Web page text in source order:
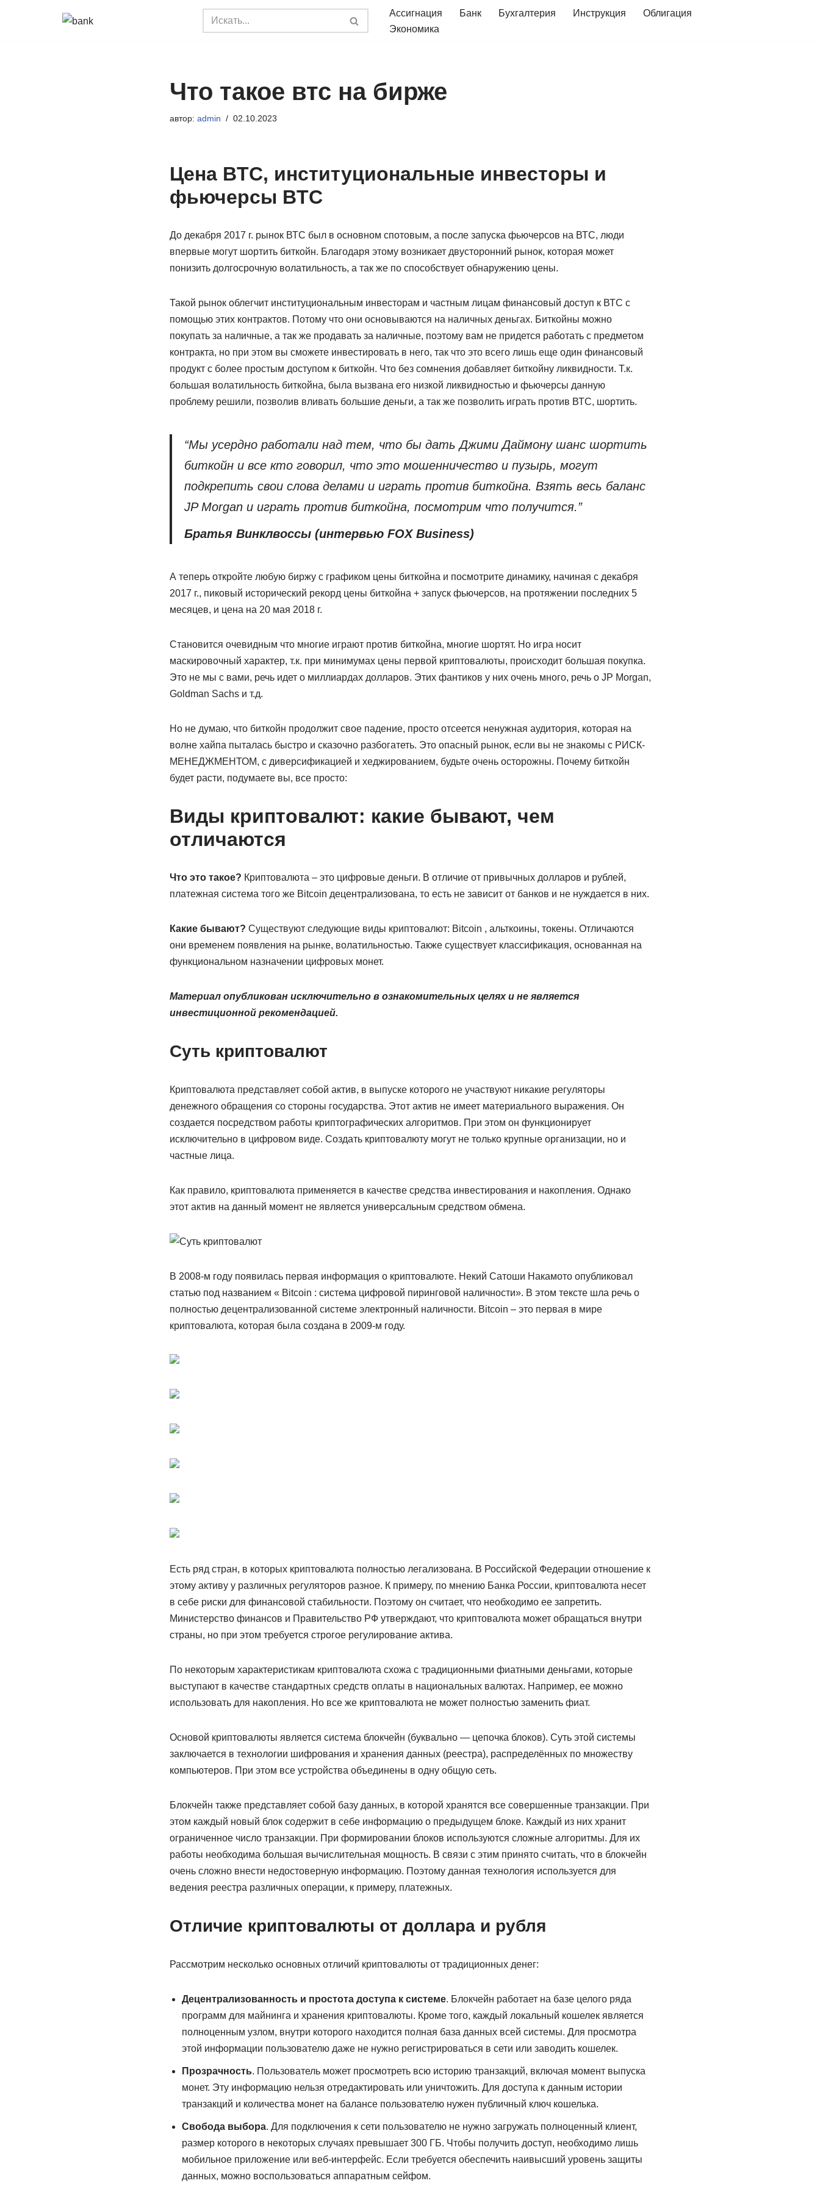
Ассигнация Банк Бухгалтерия Инструкция
Облигация
Экономика
Что такое втс на бирже
автор: admin 02.10.2023
Цена BTC, институциональные инвесторы и
фьючерсы BTC
До декабря 2017 г. рынок ВТС был в основном спотовым, а после запуска фьючерсов на ВТС, люди
впервые могут шортить биткойн. Благодаря этому возникает двусторонний рынок, которая может
понизить долгосрочную волатильность, а так же по способствует обнаружению цены.
Такой рынок облегчит институциональным инвесторам и частным лицам финансовый доступ к ВТС с
помощью этих контрактов. Потому что они основываются на наличных деньгах. Биткойны можно
покупать за наличные, а так же продавать за наличные, поэтому вам не придется работать с предметом
контракта, но при этом вы сможете инвестировать в него, так что это всего лишь еще один финансовый
продукт с более простым доступом к биткойн. Что без сомнения добавляет биткойну ликвидности. Т.к.
большая волатильность биткойна, была вызвана его низкой ликвидностью и фьючерсы данную
проблему решили, позволив вливать большие деньги, а так же позволить играть против ВТС, шортить.
“Мы усердно работали над тем, что бы дать Джими Даймону шанс шортить
биткойн и все кто говорил, что это мошенничество и пузырь, могут
подкрепить свои слова делами и играть против биткойна. Взять весь баланс
JP Morgan и играть против биткойна, посмотрим что получится.”
Братья Винклвоссы (интервью FOX Business)
А теперь откройте любую биржу с графиком цены биткойна и посмотрите динамику, начиная с декабря
2017 г., пиковый исторический рекорд цены биткойна + запуск фьючерсов, на протяжении последних 5
месяцев, и цена на 20 мая 2018 г.
Становится очевидным что многие играют против биткойна, многие шортят. Но игра носит
маскировочный характер, т.к. при минимумах цены первой криптовалюты, происходит большая покупка.
Это не мы с вами, речь идет о миллиардах долларов. Этих фантиков у них очень много, речь о JP Morgan,
Goldman Sachs и т.д.
Но не думаю, что биткойн продолжит свое падение, просто отсеется ненужная аудитория, которая на
волне хайпа пыталась быстро и сказочно разбогатеть. Это опасный рынок, если вы не знакомы с РИСК-
МЕНЕДЖМЕНТОМ, с диверсификацией и хеджированием, будьте очень осторожны. Почему биткойн
будет расти, подумаете вы, все просто:
Виды криптовалют: какие бывают, чем
отличаются
Что это такое? Криптовалюта – это цифровые деньги. В отличие от привычных долларов и рублей,
платежная система того же Bitcoin децентрализована, то есть не зависит от банков и не нуждается в них.
Какие бывают? Существуют следующие виды криптовалют: Bitcoin , альткоины, токены. Отличаются
они временем появления на рынке, волатильностью. Также существует классификация, основанная на
функциональном назначении цифровых монет.
Материал опубликован исключительно в ознакомительных целях и не является
инвестиционной рекомендацией.
Суть криптовалют
Криптовалюта представляет собой актив, в выпуске которого не участвуют никакие регуляторы
денежного обращения со стороны государства. Этот актив не имеет материального выражения. Он
создается посредством работы криптографических алгоритмов. При этом он функционирует
исключительно в цифровом виде. Создать криптовалюту могут не только крупные организации, но и
частные лица.
Как правило, криптовалюта применяется в качестве средства инвестирования и накопления. Однако
этот актив на данный момент не является универсальным средством обмена.
В 2008-м году появилась первая информация о криптовалюте. Некий Сатоши Накамото опубликовал
статью под названием « Bitcoin : система цифровой пиринговой наличности». В этом тексте шла речь о
полностью децентрализованной системе электронный наличности. Bitcoin – это первая в мире
криптовалюта, которая была создана в 2009-м году.
Есть ряд стран, в которых криптовалюта полностью легализована. В Российской Федерации отношение к
этому активу у различных регуляторов разное. К примеру, по мнению Банка России, криптовалюта несет
в себе риски для финансовой стабильности. Поэтому он считает, что необходимо ее запретить.
Министерство финансов и Правительство РФ утверждают, что криптовалюта может обращаться внутри
страны, но при этом требуется строгое регулирование актива.
По некоторым характеристикам криптовалюта схожа с традиционными фиатными деньгами, которые
выступают в качестве стандартных средств оплаты в национальных валютах. Например, ее можно
использовать для накопления. Но все же криптовалюта не может полностью заменить фиат.
Основой криптовалюты является система блокчейн (буквально — цепочка блоков). Суть этой системы
заключается в технологии шифрования и хранения данных (реестра), распределённых по множеству
компьютеров. При этом все устройства объединены в одну общую сеть.
Блокчейн также представляет собой базу данных, в которой хранятся все совершенные транзакции. При
этом каждый новый блок содержит в себе информацию о предыдущем блоке. Каждый из них хранит
ограниченное число транзакции. При формировании блоков используются сложные алгоритмы. Для их
работы необходима большая вычислительная мощность. В связи с этим принято считать, что в блокчейн
очень сложно внести недостоверную информацию. Поэтому данная технология используется для
ведения реестра различных операции, к примеру, платежных.
Отличие криптовалюты от доллара и рубля
Рассмотрим несколько основных отличий криптовалюты от традиционных денег:
Децентрализованность и простота доступа к системе. Блокчейн работает на базе целого ряда
программ для майнинга и хранения криптовалюты. Кроме того, каждый локальный кошелек является
полноценным узлом, внутри которого находится полная база данных всей системы. Для просмотра
этой информации пользователю даже не нужно регистрироваться в сети или заводить кошелек.
Прозрачность. Пользователь может просмотреть всю историю транзакций, включая момент выпуска
монет. Эту информацию нельзя отредактировать или уничтожить. Для доступа к данным истории
транзакций и количества монет на балансе пользователю нужен публичный ключ кошелька.
Свобода выбора. Для подключения к сети пользователю не нужно загружать полноценный клиент,
размер которого в некоторых случаях превышает 300 ГБ. Чтобы получить доступ, необходимо лишь
мобильное приложение или веб-интерфейс. Если требуется обеспечить наивысший уровень защиты
данных, можно воспользоваться аппаратным сейфом.